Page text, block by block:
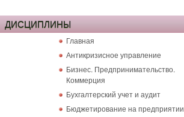
ДИСЦИПЛИНЫ
Главная
Антикризисное управление
Бизнес. Предпринимательство.
Коммерция
Бухгалтерский учет и аудит
Бюджетирование на предприятии